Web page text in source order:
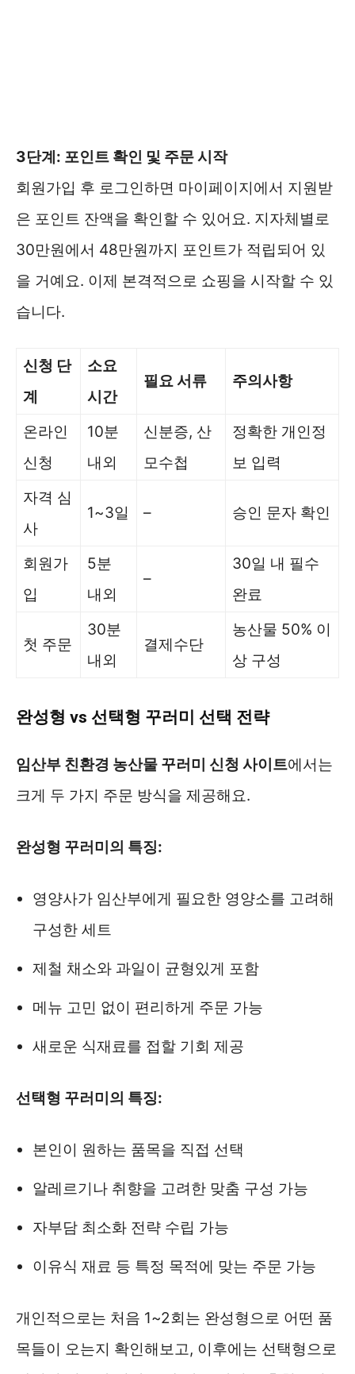
3단계: 포인트 확인 및 주문 시작
회원가입 후 로그인하면 마이페이지에서 지원받
은 포인트 잔액을 확인할 수 있어요. 지자체별로
30만원에서 48만원까지 포인트가 적립되어 있
을 거예요. 이제 본격적으로 쇼핑을 시작할 수 있
습니다.
신청 단
계
소요
시간
필요 서류 주의사항
온라인
신청
10분
내외
신분증, 산
모수첩
정확한 개인정
보 입력
자격 심
사
1~3일 – 승인 문자 확인
회원가
입
5분
내외
–
30일 내 필수
완료
첫 주문
30분
내외
결제수단
농산물 50% 이
상 구성
완성형 vs 선택형 꾸러미 선택 전략
임산부 친환경 농산물 꾸러미 신청 사이트에서는
크게 두 가지 주문 방식을 제공해요.
완성형 꾸러미의 특징:
영양사가 임산부에게 필요한 영양소를 고려해
구성한 세트
제철 채소와 과일이 균형있게 포함
메뉴 고민 없이 편리하게 주문 가능
새로운 식재료를 접할 기회 제공
선택형 꾸러미의 특징:
본인이 원하는 품목을 직접 선택
알레르기나 취향을 고려한 맞춤 구성 가능
자부담 최소화 전략 수립 가능
이유식 재료 등 특정 목적에 맞는 주문 가능
개인적으로는 처음 1~2회는 완성형으로 어떤 품
목들이 오는지 확인해보고, 이후에는 선택형으로